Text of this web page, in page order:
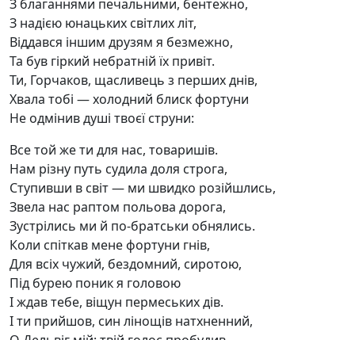
З благаннями печальними, бентежно,
З надією юнацьких світлих літ,
Віддався іншим друзям я безмежно,
Та був гіркий небратній їх привіт.
Ти, Горчаков, щасливець з перших днів,
Хвала тобі — холодний блиск фортуни
Не одмінив душі твоєї струни:
Все той же ти для нас, товаришів.
Нам різну путь судила доля строга,
Ступивши в світ — ми швидко розійшлись,
Звела нас раптом польова дорога,
Зустрілись ми й по-братськи обнялись.
Коли спіткав мене фортуни гнів,
Для всіх чужий, бездомний, сиротою,
Під бурею поник я головою
І ждав тебе, віщун пермеських дів.
І ти прийшов, син лінощів натхненний,